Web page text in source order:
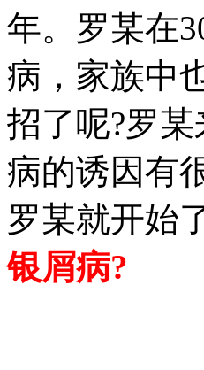
年。罗某在
病，家族中
招了呢?罗
病的诱因有
罗某就开始
银屑病?